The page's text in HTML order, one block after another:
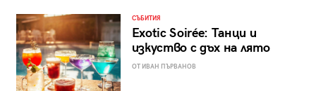
СЪБИТИЯ
Exotic Soirée: Танци и
изкуство с дъх на лято
ОТ ИВАН ПЪРВАНОВ